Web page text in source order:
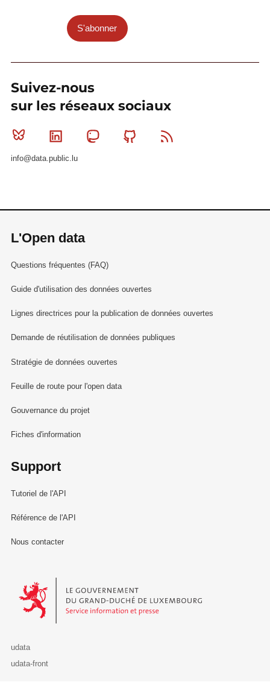
S'abonner
Suivez-nous
sur les réseaux sociaux
Bluesky Linkedin MastodonGithub
info@data.public.lu
L'Open data
Questions fréquentes (FAQ)
Guide d'utilisation des données ouvertes
Lignes directrices pour la publication de données ouvertes
Demande de réutilisation de données publiques
Stratégie de données ouvertes
Feuille de route pour l'open data
Gouvernance du projet
Fiches d'information
Support
Tutoriel de l'API
Référence de l'API
Nous contacter
Le Gouvernement du Grand-Duché de Luxembourg - Service
udata
udata-front